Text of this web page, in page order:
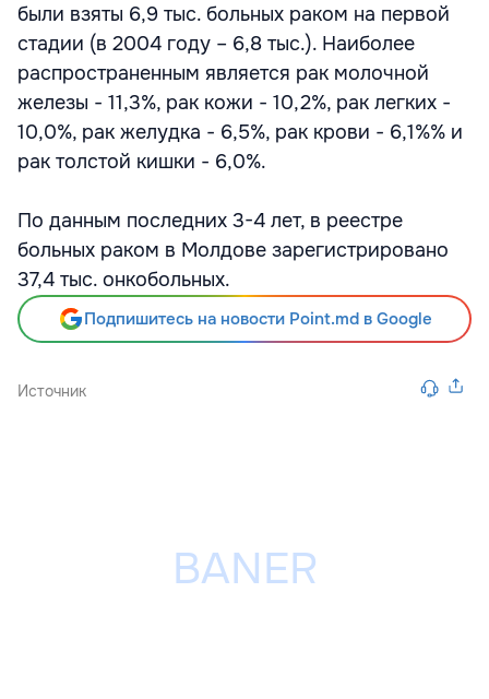
были взяты 6,9 тыс. больных раком на первой
стадии (в 2004 году – 6,8 тыс.). Наиболее
распространенным является рак молочной
железы - 11,3%, рак кожи - 10,2%, рак легких -
10,0%, рак желудка - 6,5%, рак крови - 6,1%% и
рак толстой кишки - 6,0%.
По данным последних 3-4 лет, в реестре
больных раком в Молдове зарегистрировано
37,4 тыс. онкобольных.
Подпишитесь на новости Point.md в Google
Источник